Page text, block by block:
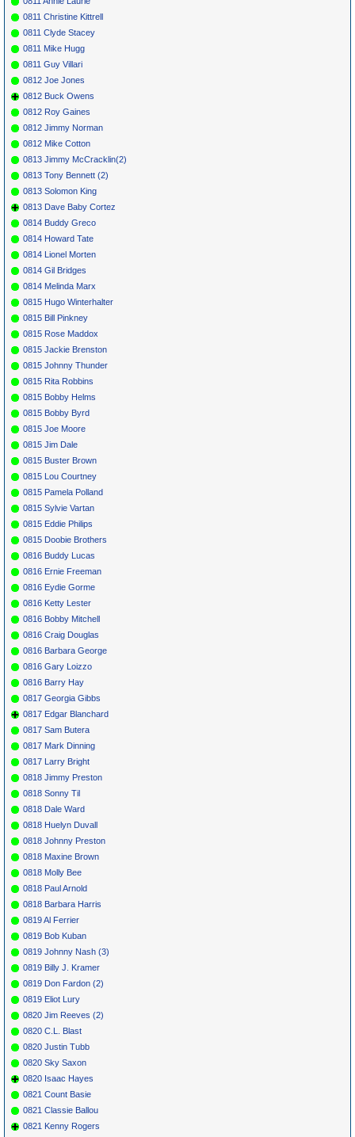
0811 Christine Kittrell
0811 Clyde Stacey
0811 Mike Hugg
0811 Guy Villari
0812 Joe Jones
0812 Buck Owens
0812 Roy Gaines
0812 Jimmy Norman
0812 Mike Cotton
0813 Jimmy McCracklin(2)
0813 Tony Bennett (2)
0813 Solomon King
0813 Dave Baby Cortez
0814 Buddy Greco
0814 Howard Tate
0814 Lionel Morten
0814 Gil Bridges
0814 Melinda Marx
0815 Hugo Winterhalter
0815 Bill Pinkney
0815 Rose Maddox
0815 Jackie Brenston
0815 Johnny Thunder
0815 Rita Robbins
0815 Bobby Helms
0815 Bobby Byrd
0815 Joe Moore
0815 Jim Dale
0815 Buster Brown
0815 Lou Courtney
0815 Pamela Polland
0815 Sylvie Vartan
0815 Eddie Philips
0815 Doobie Brothers
0816 Buddy Lucas
0816 Ernie Freeman
0816 Eydie Gorme
0816 Ketty Lester
0816 Bobby Mitchell
0816 Craig Douglas
0816 Barbara George
0816 Gary Loizzo
0816 Barry Hay
0817 Georgia Gibbs
0817 Edgar Blanchard
0817 Sam Butera
0817 Mark Dinning
0817 Larry Bright
0818 Jimmy Preston
0818 Sonny Til
0818 Dale Ward
0818 Huelyn Duvall
0818 Johnny Preston
0818 Maxine Brown
0818 Molly Bee
0818 Paul Arnold
0818 Barbara Harris
0819 Al Ferrier
0819 Bob Kuban
0819 Johnny Nash (3)
0819 Billy J. Kramer
0819 Don Fardon (2)
0819 Eliot Lury
0820 Jim Reeves (2)
0820 C.L. Blast
0820 Justin Tubb
0820 Sky Saxon
0820 Isaac Hayes
0821 Count Basie
0821 Classie Ballou
0821 Kenny Rogers